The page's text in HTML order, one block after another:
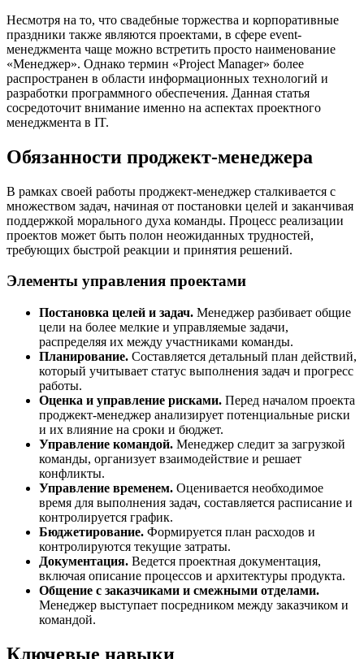
Несмотря на то, что свадебные торжества и корпоративные
праздники также являются проектами, в сфере event-
менеджмента чаще можно встретить просто наименование
«Менеджер». Однако термин «Project Manager» более
распространен в области информационных технологий и
разработки программного обеспечения. Данная статья
сосредоточит внимание именно на аспектах проектного
менеджмента в IT.
Обязанности проджект-менеджера
В рамках своей работы проджект-менеджер сталкивается с
множеством задач, начиная от постановки целей и заканчивая
поддержкой морального духа команды. Процесс реализации
проектов может быть полон неожиданных трудностей,
требующих быстрой реакции и принятия решений.
Элементы управления проектами
Постановка целей и задач. Менеджер разбивает общие
цели на более мелкие и управляемые задачи,
распределяя их между участниками команды.
Планирование. Составляется детальный план действий,
который учитывает статус выполнения задач и прогресс
работы.
Оценка и управление рисками. Перед началом проекта
проджект-менеджер анализирует потенциальные риски
и их влияние на сроки и бюджет.
Управление командой. Менеджер следит за загрузкой
команды, организует взаимодействие и решает
конфликты.
Управление временем. Оценивается необходимое
время для выполнения задач, составляется расписание и
контролируется график.
Бюджетирование. Формируется план расходов и
контролируются текущие затраты.
Документация. Ведется проектная документация,
включая описание процессов и архитектуры продукта.
Общение с заказчиками и смежными отделами.
Менеджер выступает посредником между заказчиком и
командой.
Ключевые навыки